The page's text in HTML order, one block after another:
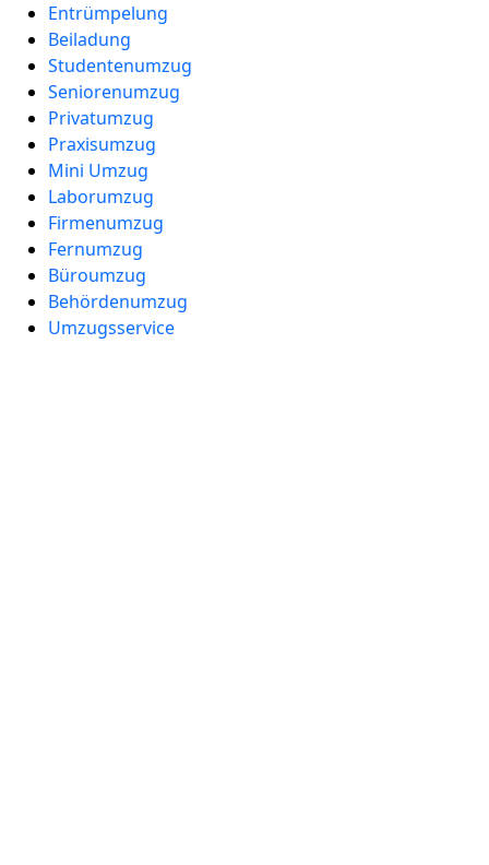
Entrümpelung
Beiladung
Studentenumzug
Seniorenumzug
Privatumzug
Praxisumzug
Mini Umzug
Laborumzug
Firmenumzug
Fernumzug
Büroumzug
Behördenumzug
Umzugsservice